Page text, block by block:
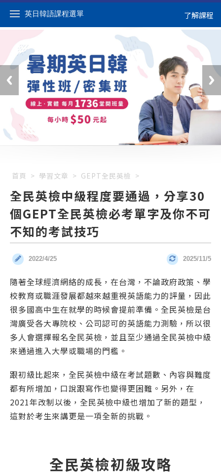
了解課程
英日韓語課程選單
首頁 > 學習文章 > GEPT全民英檢 >
全民英檢中級程度要通過，分享30
個GEPT全民英檢必考單字及你不可
不知的考試技巧
2022/4/25 2025/11/5
隨著全球經濟網絡的成長，在台灣，不論政府政策、學
校教育或職涯發展都越來越重視英語能力的評量，因此
很多國高中生在就學的時候會提前準備。全民英檢是台
灣廣受各大專院校、公司認可的英語能力測驗，所以很
多人會選擇報名全民英檢，並且至少通過全民英檢中級
來通過進入大學或職場的門檻。
跟初級比起來，全民英檢中級在考試題數、內容與難度
都有所增加，口說跟寫作也變得更困難。另外，在
2021年改制以後，全民英檢中級也增加了新的題型，
這對於考生來講更是一項全新的挑戰。
全民英檢初級攻略